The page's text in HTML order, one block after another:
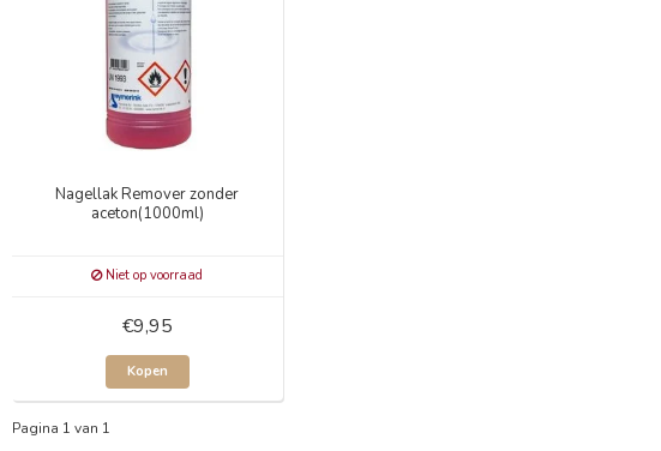
Nagellak Remover zonder
aceton(1000ml)
Niet op voorraad
€9,95
Kopen
Pagina 1 van 1